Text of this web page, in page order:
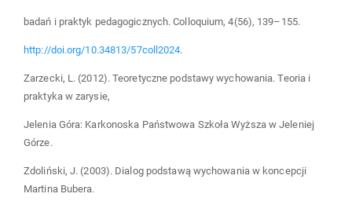
badań i praktyk pedagogicznych. Colloquium, 4(56), 139–155.
http://doi.org/10.34813/57coll2024.
Zarzecki, L. (2012). Teoretyczne podstawy wychowania. Teoria i
praktyka w zarysie,
Jelenia Góra: Karkonoska Państwowa Szkoła Wyższa w Jeleniej
Górze.
Zdoliński, J. (2003). Dialog podstawą wychowania w koncepcji
Martina Bubera.